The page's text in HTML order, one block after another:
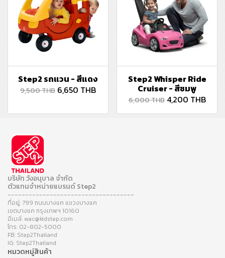
Step2 รถแวน - สีแดง
9,500 THB 6,650 THB
Step2 Whisper Ride
Cruiser - สีชมพู
6,000 THB 4,200 THB
บริษัท วังอนุบาล จำกัด
ตัวแทนจำหน่ายแบรนด์ Step2
------------------------------------
ที่อยู่: 799 ถนนบางแค แขวงบางแค
เขตบางแค กรุงเทพฯ 10160
อีเมล์: wac@kidstep.com
โทร: 02-802-5000
FB: Step2Thailand
IG: Step2Thailand
หมวดหมู่สินค้า